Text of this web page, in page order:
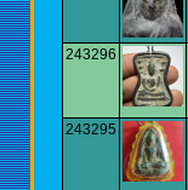
243296
243295